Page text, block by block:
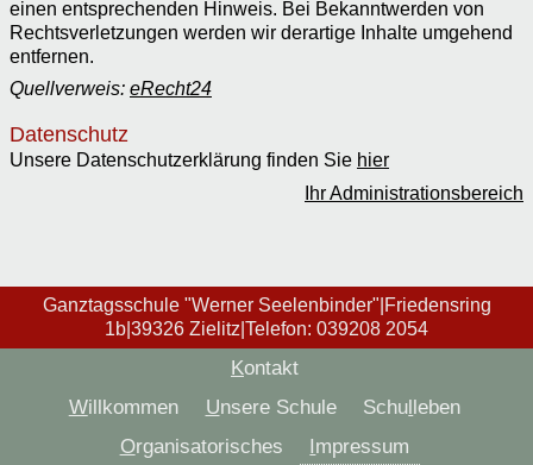
einen entsprechenden Hinweis. Bei Bekanntwerden von
Rechtsverletzungen werden wir derartige Inhalte umgehend
entfernen.
Quellverweis: eRecht24
Datenschutz
Unsere Datenschutzerklärung finden Sie hier
Ihr Administrationsbereich
Ganztagsschule "Werner Seelenbinder" Friedensring
1b 39326 Zielitz Telefon: 039208 2054
Kontakt
Willkommen Unsere Schule Schu leben
Organisatorisches mpressum